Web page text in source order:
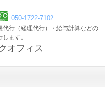
050-1722-7102
行（経理代行）・給与計算などの
ます。
オフィス